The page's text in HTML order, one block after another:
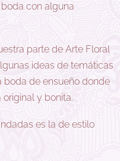
con alguna
parte de Arte Floral
ideas de temáticas
boda de ensueño donde
y bonita.
es la de estilo